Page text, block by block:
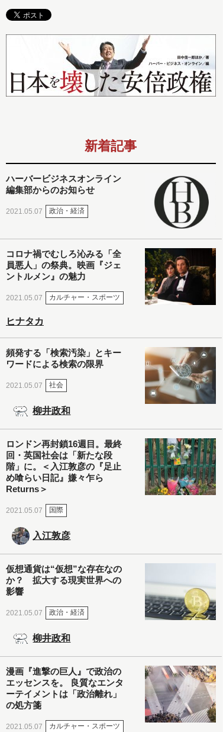
新着記事
ハーバービジネスオンライン
編集部からのお知らせ
2021.05.07 政治・経済
コロナ禍でむしろ沁みる「全
員悪人」の祭典。映画『ジェ
ントルメン』の魅力
2021.05.07 カルチャー・スポーツ
ヒナタカ
頻発する「検索汚染」とキー
ワードによる検索の限界
2021.05.07 社会
柳井政和
ロンドン再封鎖16週目。最終
回・英国社会は「新たな段
階」に。＜入江敦彦の『足止
め喰らい日記』嫌々乍ら
Returns＞
2021.05.07 国際
入江敦彦
仮想通貨は“仮想”な存在なの
か？ 拡大する現実世界への
影響
2021.05.07 政治・経済
柳井政和
漫画『進撃の巨人』で政治の
エッセンスを。 良質なエンタ
ーテイメントは「政治離れ」
の処方箋
2021.05.07 カルチャー・スポーツ